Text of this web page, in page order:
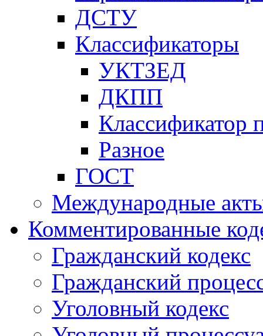
ДСТУ
Классификаторы
УКТЗЕД
ДКПП
Классификатор
Разное
ГОСТ
Международные
Комментированные
Гражданский кодекс
Гражданский
Уголовный кодекс